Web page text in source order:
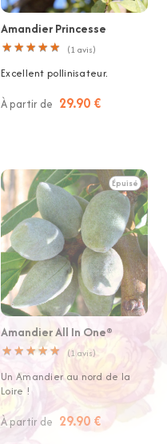
Amandier Princesse
★ ★ ★ ★ ★
★ ★ ★ ★ ★ (1avis)
Excellent pollinisateur.
À partir de 29.90 €
Épuisé
Amandier All In One®
★ ★ ★★ ★
★ ★ ★★ ★ (1avis)
Un Amandier au nord de la
Loire !
À partir de 29.90 €